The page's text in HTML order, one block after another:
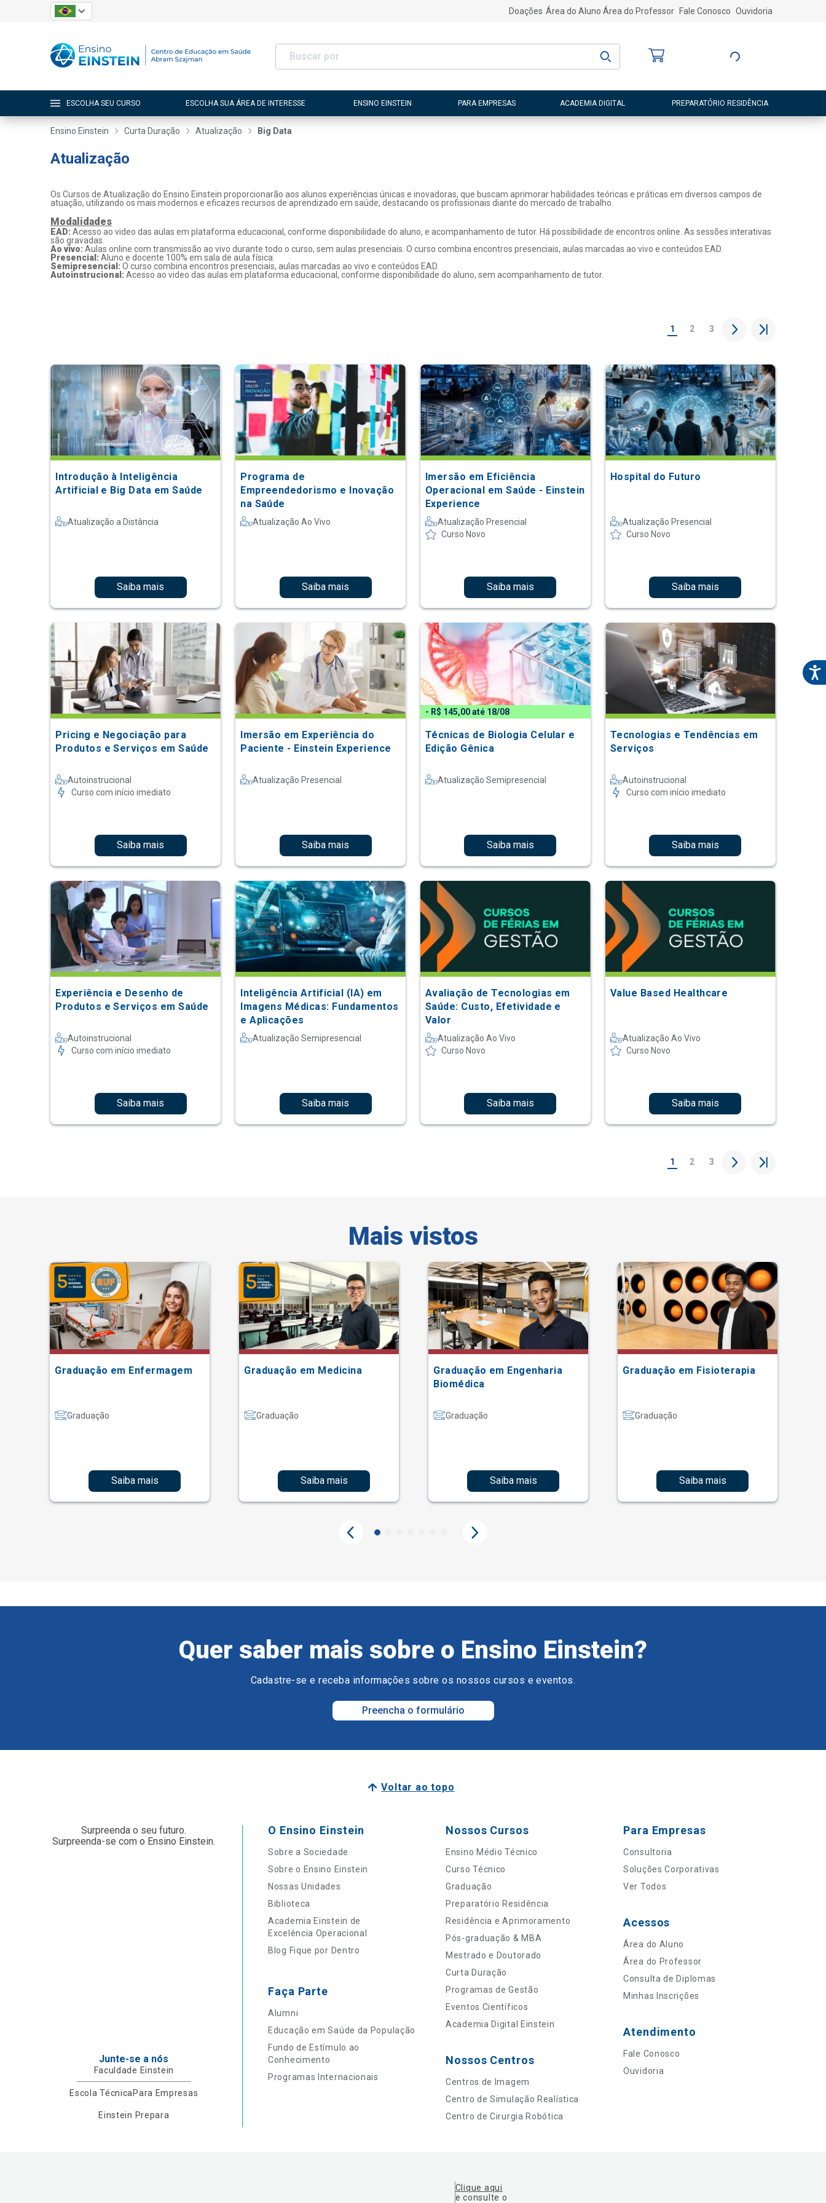
Doações Área do Aluno Área do Professor Fale Conosco Ouvidoria
Entre ou Cadastre-
ESCOLHA SEU CURSO ESCOLHA SUA ÁREA DE INTERESSE ENSINO EINSTEIN PARA EMPRESAS ACADEMIA DIGITAL PREPARATÓRIO RESIDÊNCIA
Ensino Einstein Curta Duração Atualização Big Data
Atualização
Os Cursos de Atualização do Ensino Einstein proporcionarão aos alunos experiências únicas e inovadoras, que buscam aprimorar habilidades teóricas e práticas em diversos campos de
atuação, utilizando os mais modernos e eficazes recursos de aprendizado em saúde, destacando os profissionais diante do mercado de trabalho.
Modalidades
EAD:Acesso ao video das aulas em plataforma educacional, conforme disponibilidade do aluno, e acompanhamento de tutor. Há possibilidade de encontros online. As sessões interativas
são gravadas.
Ao vivo: Aulas online com transmissão ao vivo durante todo o curso, sem aulas presenciais. O curso combina encontros presenciais, aulas marcadas ao vivo e conteúdos EAD.
Presencial:Aluno e docente 100% em sala de aula física.
Semipresencial:O curso combina encontros presenciais, aulas marcadas ao vivo e conteúdos EAD.
Autoinstrucional:Acesso ao video das aulas em plataforma educacional, conforme disponibilidade do aluno, sem acompanhamento de tutor.
1 2 3
Introdução à Inteligência
Artificial e Big Data em Saúde
Atualização a Distância
Saiba mais
Programa de
Empreendedorismo e Inovação
na Saúde
Atualização Ao Vivo
Saiba mais
Imersão em Eficiência
Operacional em Saúde - Einstein
Experience
Atualização Presencial
Curso Novo
Saiba mais
Hospital do Futuro
Atualização Presencial
Curso Novo
Saiba mais
Pricing e Negociação para
Produtos e Serviços em Saúde
Autoinstrucional
Curso com início imediato
Saiba mais
Imersão em Experiência do
Paciente - Einstein Experience
Atualização Presencial
Saiba mais
- R$ 145,00 até 18/08
Técnicas de Biologia Celular e
Edição Gênica
Atualização Semipresencial
Saiba mais
Tecnologias e Tendências em
Serviços
Autoinstrucional
Curso com início imediato
Saiba mais
Experiência e Desenho de
Produtos e Serviços em Saúde
Autoinstrucional
Curso com início imediato
Saiba mais
Inteligência Artificial (IA) em
Imagens Médicas: Fundamentos
e Aplicações
Atualização Semipresencial
Saiba mais
Avaliação de Tecnologias em
Saúde: Custo, Efetividade e
Valor
Atualização Ao Vivo
Curso Novo
Saiba mais
Value Based Healthcare
Atualização Ao Vivo
Curso Novo
Saiba mais
1 2 3
Mais vistos
Graduação em Enfermagem
Graduação
Saiba mais
Graduação em Medicina
Graduação
Saiba mais
Graduação em Engenharia
Biomédica
Graduação
Saiba mais
Graduação em Fisioterapia
Graduação
Saiba mais
Quer saber mais sobre o Ensino Einstein?
Cadastre-se e receba informações sobre os nossos cursos e eventos.
Preencha o formulário
Voltar ao topo
Surpreenda o seu futuro.
Surpreenda-se com o Ensino Einstein.
Junte-se a nós
Faculdade Einstein
Escola TécnicaPara Empresas
Einstein Prepara
O Ensino Einstein
Sobre a Sociedade
Sobre o Ensino Einstein
Nossas Unidades
Biblioteca
Academia Einstein de
Excelência Operacional
Blog Fique por Dentro
Faça Parte
Alumni
Educação em Saúde da População
Fundo de Estímulo ao
Conhecimento
Programas Internacionais
Nossos Cursos
Ensino Médio Técnico
Curso Técnico
Graduação
Preparatório Residência
Residência e Aprimoramento
Pós-graduação & MBA
Mestrado e Doutorado
Curta Duração
Programas de Gestão
Eventos Científicos
Academia Digital Einstein
Nossos Centros
Centros de Imagem
Centro de Simulação Realística
Centro de Cirurgia Robótica
Para Empresas
Consultoria
Soluções Corporativas
Ver Todos
Acessos
Área do Aluno
Área do Professor
Consulta de Diplomas
Minhas Inscrições
Atendimento
Fale Conosco
Ouvidoria
Clique aqui
e consulte o